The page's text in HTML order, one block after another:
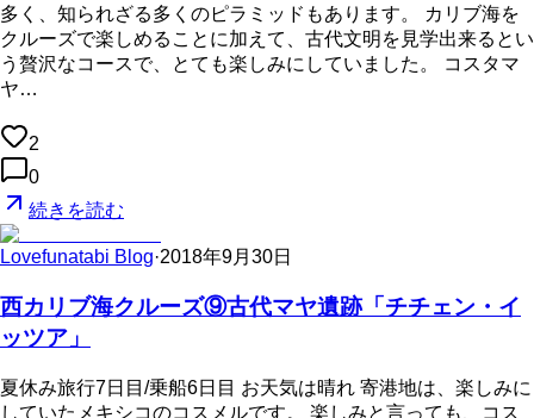
多く、知られざる多くのピラミッドもあります。 カリブ海を
クルーズで楽しめることに加えて、古代文明を見学出来るとい
う贅沢なコースで、とても楽しみにしていました。 コスタマ
ヤ…
2
0
続きを読む
Lovefunatabi Blog·2018年9月30日
西カリブ海クルーズ⑨古代マヤ遺跡「チチェン・イ
ッツア」
夏休み旅行7日目/乗船6日目 お天気は晴れ 寄港地は、楽しみに
していたメキシコのコスメルです。 楽しみと言っても、コス